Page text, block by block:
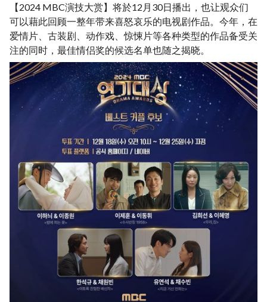
【2024 MBC演技大赏】将於12月30日播出，也让观众们
可以藉此回顾一整年带来喜怒哀乐的电视剧作品。今年，在
爱情片、古装剧、动作戏、惊悚片等各种类型的作品备受关
注的同时，最佳情侣奖的候选名单也随之揭晓。